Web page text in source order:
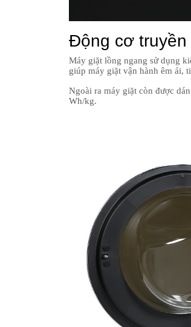
Động cơ truyền
Máy giặt lồng ngang sử dụng
giúp máy giặt vận hành êm ái,
Ngoài ra máy giặt còn được
Wh/kg.